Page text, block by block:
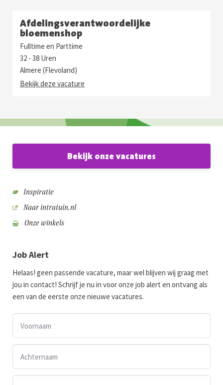
Afdelingsverantwoordelijke
bloemenshop
Fulltime en Parttime
32 - 38 Uren
Almere (Flevoland)
Bekijk deze vacature
Bekijk onze vacatures
Inspiratie
Naar intratuin.nl
Onze winkels
Job Alert
Helaas! geen passende vacature, maar wel blijven wij graag met
jou in contact! Schrijf je nu in voor onze job alert en ontvang als
een van de eerste onze nieuwe vacatures.